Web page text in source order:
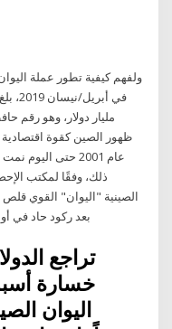
ولفهم كيفية تطور عملة
ظهور الصين كقوة اقتصادية
ذلك، وفقًا لمكتب
الصينية "اليوان" القوي
بعد ركود حاد في أوائل عام 2020. وارتفعت
تراجع
خسارة